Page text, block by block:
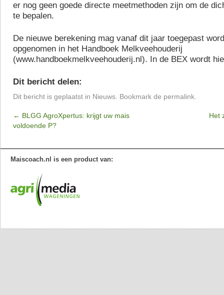
er nog geen goede directe meetmethoden zijn om de
te bepalen.
De nieuwe berekening mag vanaf dit jaar toegepast
opgenomen in het Handboek Melkveehouderij
(www.handboekmelkveehouderij.nl). In de BEX wordt
Dit bericht delen:
Dit bericht is geplaatst in Nieuws . Bookmark de permalink
← BLGG AgroXpertus: krijgt uw mais
voldoende P?
Het
Maiscoach.nl is een product van: